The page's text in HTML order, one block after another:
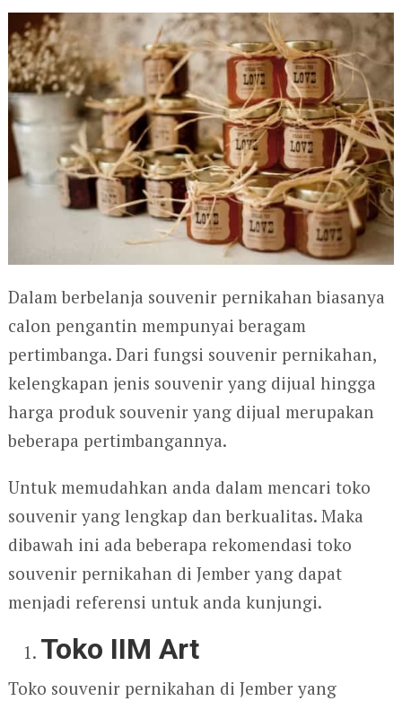
Dalam berbelanja souvenir pernikahan biasanya
calon pengantin mempunyai beragam
pertimbanga. Dari fungsi souvenir pernikahan,
kelengkapan jenis souvenir yang dijual hingga
harga produk souvenir yang dijual merupakan
beberapa pertimbangannya.
Untuk memudahkan anda dalam mencari toko
souvenir yang lengkap dan berkualitas. Maka
dibawah ini ada beberapa rekomendasi toko
souvenir pernikahan di Jember yang dapat
menjadi referensi untuk anda kunjungi.
Toko IIM Art
Toko souvenir pernikahan di Jember yang